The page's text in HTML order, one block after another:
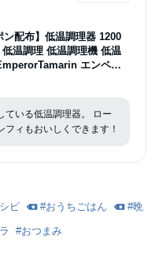
ン配布】低温調理器 1200
温調理 低温調理機 低温
エンペラ
カー タイマー 温度設定 タ
電 ギフト
ている低温調理器。 ロー
ィもおいしくできます！
ピ #おうちごはん #晩
#おつまみ